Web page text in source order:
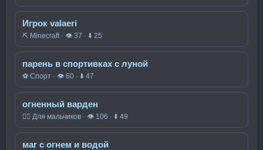
Игрок valaeri
⛏️ Minecraft · 👁 37 · ⬇ 25
парень в спортивках с луной
⚽ Спорт · 👁 60 · ⬇ 47
огненный варден
🧍‍♂️ Для мальчиков · 👁 106 · ⬇ 49
маг с огнем и водой